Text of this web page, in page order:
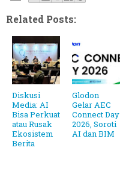
Related Posts:
Diskusi
Media: AI
Bisa Perkuat
atau Rusak
Ekosistem
Berita
Glodon
Gelar AEC
Connect Day
2026, Soroti
AI dan BIM